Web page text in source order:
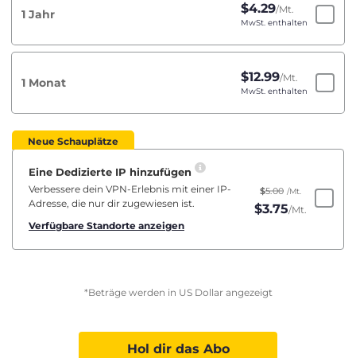
1 Jahr $4.29/Mt.
MwSt. enthalten
1 Monat $12.99/Mt.
MwSt. enthalten
Neue Schauplätze
Eine Dedizierte IP hinzufügen
Verbessere dein VPN-Erlebnis mit einer IP-
Adresse, die nur dir zugewiesen ist.
Verfügbare Standorte anzeigen
$5.00 /Mt.
$3.75/Mt.
*Beträge werden in US Dollar angezeigt
Hol dir das Abo